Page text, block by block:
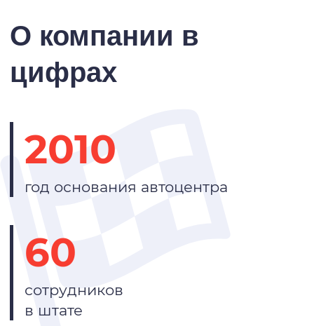
О компании в
цифрах
2010
год основания автоцентра
60
сотрудников
в штате